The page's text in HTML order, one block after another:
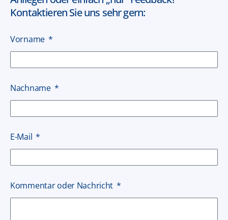
Kontaktieren Sie uns sehr gern:
Vorname
Nachname
E-Mail
Kommentar oder Nachricht